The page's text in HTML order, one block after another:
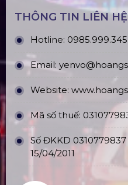
THÔNG TIN LIÊN HỆ
Hotline: 0985.999.345
Email:
Website:
Mã số thuế:
Số ĐKKD
15/04/2011